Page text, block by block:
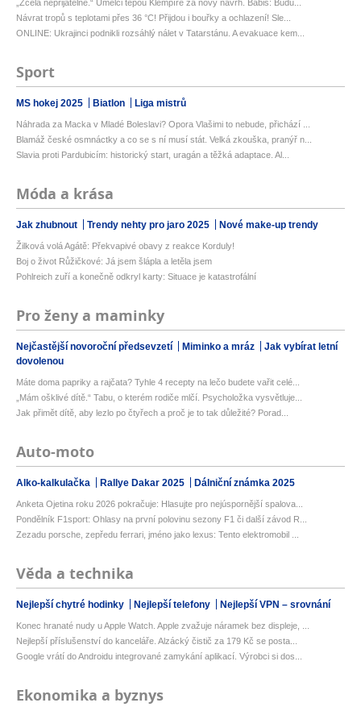
„Zcela nepřijatelné.“ Umělci tepou Klempíře za nový návrh. Babiš: Budu...
Návrat tropů s teplotami přes 36 °C! Přijdou i bouřky a ochlazení! Sle...
ONLINE: Ukrajinci podnikli rozsáhlý nálet v Tatarstánu. A evakuace kem...
Sport
MS hokej 2025 Biatlon Liga mistrů
Náhrada za Macka v Mladé Boleslavi? Opora Vlašimi to nebude, přichází ...
Blamáž české osmnáctky a co se s ní musí stát. Velká zkouška, pranýř n...
Slavia proti Pardubicím: historický start, uragán a těžká adaptace. Al...
Móda a krása
Jak zhubnout Trendy nehty pro jaro 2025 Nové make-up trendy
Žilková volá Agátě: Překvapivé obavy z reakce Korduly!
Boj o život Růžičkové: Já jsem šlápla a letěla jsem
Pohlreich zuří a konečně odkryl karty: Situace je katastrofální
Pro ženy a maminky
Nejčastější novoroční předsevzetí Miminko a mráz
Jak vybírat letní
dovolenou
Máte doma papriky a rajčata? Tyhle 4 recepty na lečo budete vařit celé...
„Mám ošklivé dítě.“ Tabu, o kterém rodiče mlčí. Psycholožka vysvětluje...
Jak přimět dítě, aby lezlo po čtyřech a proč je to tak důležité? Porad...
Auto-moto
Alko-kalkulačka Rallye Dakar 2025 Dálniční známka 2025
Anketa Ojetina roku 2026 pokračuje: Hlasujte pro nejúspornější spalova...
Pondělník F1sport: Ohlasy na první polovinu sezony F1 či další závod R...
Zezadu porsche, zepředu ferrari, jméno jako lexus: Tento elektromobil ...
Věda a technika
Nejlepší chytré hodinky Nejlepší telefony Nejlepší VPN – srovnání
Konec hranaté nudy u Apple Watch. Apple zvažuje náramek bez displeje, ...
Nejlepší příslušenství do kanceláře. Alzácký čistič za 179 Kč se posta...
Google vrátí do Androidu integrované zamykání aplikací. Výrobci si dos...
Ekonomika a byznys